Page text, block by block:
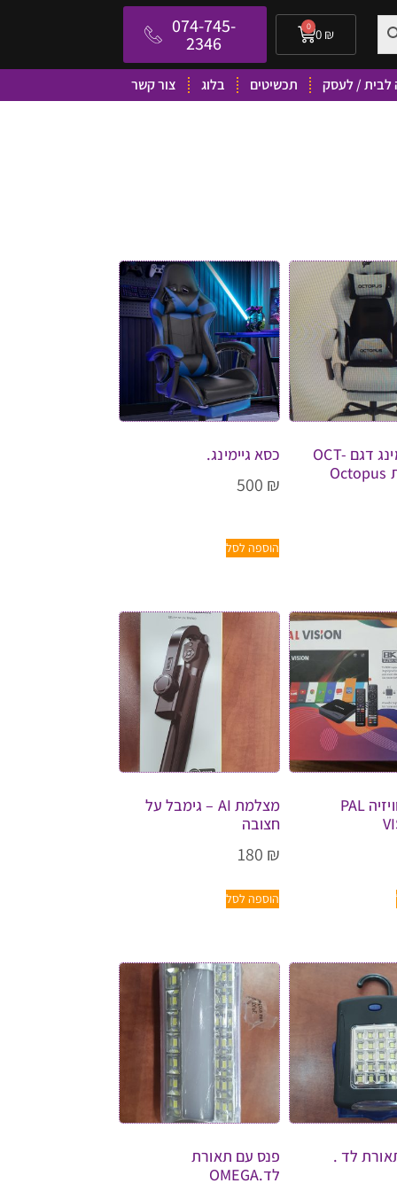
0 ₪
0
074-745-
2346
/ לעסק תכשיטים בלוג צור קשר
כיסא גיימינג דגם OCT-
כסא גיימינג.
500 ₪
הוספה לסל
ממיר טלוויזיה PAL
מצלמת AI – גימבל על
חצובה
180 ₪
הוספה לסל
לד .
פנס עם תאורת
לד.OMEGA